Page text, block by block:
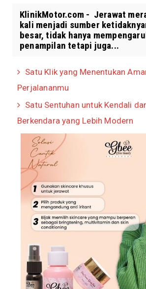
KlinikMotor.com - Jerawat
kali menjadi sumber
besar, tidak hanya
penampilan tetapi juga...
Satu Klik yang Menentukan
Perjalananmu
Satu Sentuhan untuk Kendali
Berkendara yang Lebih Modern